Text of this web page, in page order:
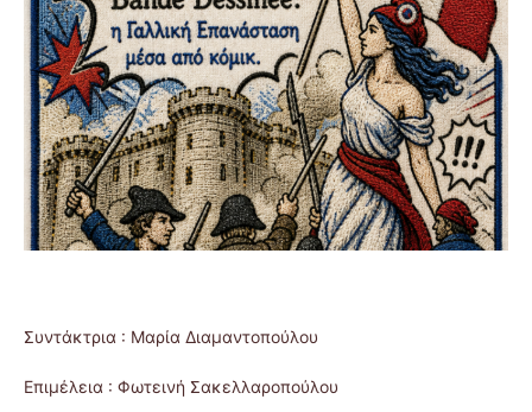
Συντάκτρια : Μαρία Διαμαντοπούλου
Επιμέλεια : Φωτεινή Σακελλαροπούλου